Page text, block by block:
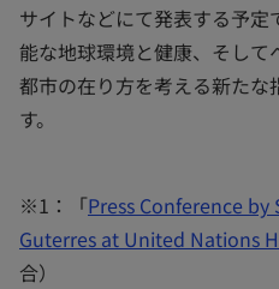
サイトなどにて発表する予定
能な地球環境と健康、そして
都市の在り方を考える新たな
す。
※1：「Press Conference
Guterres at United Nations
合）